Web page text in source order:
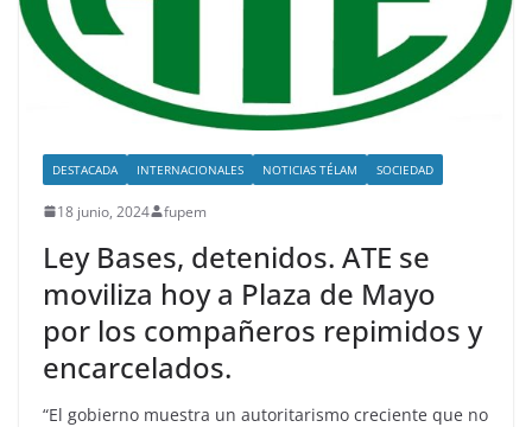
DESTACADA INTERNACIONALES NOTICIAS TÉLAM SOCIEDAD
18 junio, 2024 fupem
Ley Bases, detenidos. ATE se
moviliza hoy a Plaza de Mayo
por los compañeros repimidos y
encarcelados.
“El gobierno muestra un autoritarismo creciente que no